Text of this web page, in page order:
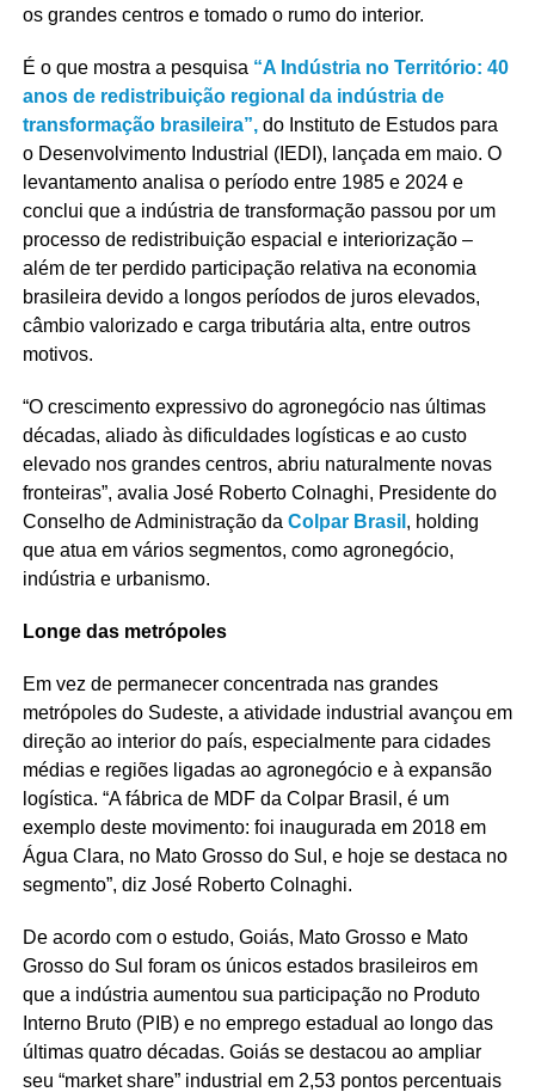
os grandes centros e tomado o rumo do interior.
É o que mostra a pesquisa “A Indústria no Território: 40
anos de redistribuição regional da indústria de
transformação brasileira”,do Instituto de Estudos para
o Desenvolvimento Industrial (IEDI), lançada em maio. O
levantamento analisa o período entre 1985 e 2024 e
conclui que a indústria de transformação passou por um
processo de redistribuição espacial e interiorização –
além de ter perdido participação relativa na economia
brasileira devido a longos períodos de juros elevados,
câmbio valorizado e carga tributária alta, entre outros
motivos.
“O crescimento expressivo do agronegócio nas últimas
décadas, aliado às dificuldades logísticas e ao custo
elevado nos grandes centros, abriu naturalmente novas
fronteiras”, avalia José Roberto Colnaghi, Presidente do
Conselho de Administração da Colpar Brasil , holding
que atua em vários segmentos, como agronegócio,
indústria e urbanismo.
Longe das metrópoles
Em vez de permanecer concentrada nas grandes
metrópoles do Sudeste, a atividade industrial avançou em
direção ao interior do país, especialmente para cidades
médias e regiões ligadas ao agronegócio e à expansão
logística. “A fábrica de MDF da Colpar Brasil, é um
exemplo deste movimento: foi inaugurada em 2018 em
Água Clara, no Mato Grosso do Sul, e hoje se destaca no
segmento”, diz José Roberto Colnaghi.
De acordo com o estudo, Goiás, Mato Grosso e Mato
Grosso do Sul foram os únicos estados brasileiros em
que a indústria aumentou sua participação no Produto
Interno Bruto (PIB) e no emprego estadual ao longo das
últimas quatro décadas. Goiás se destacou ao ampliar
seu “market share” industrial em 2,53 pontos percentuais